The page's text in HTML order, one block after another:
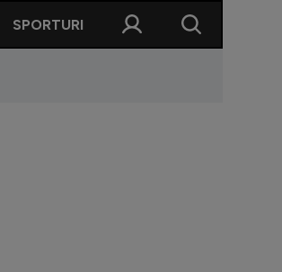
SPORTURI
de oameni se poate construi cu